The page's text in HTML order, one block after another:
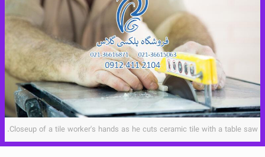
Closeup of a tile worker's hands as he cuts ceramic tile with a table saw.